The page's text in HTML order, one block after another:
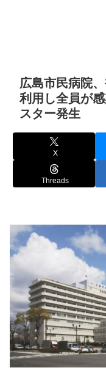
広島市民病院
利用し全員が
スター発生
X
Threads